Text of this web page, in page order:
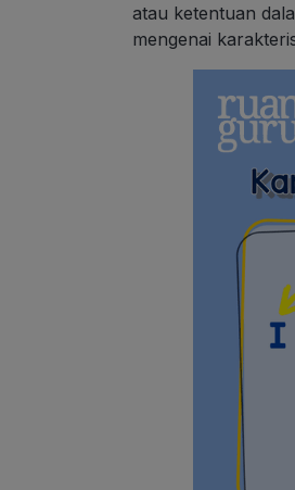
atau ketentuan
mengenai